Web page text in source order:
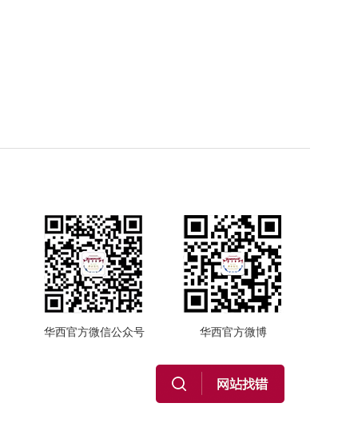
华西官方微信公众号 华西官方微博